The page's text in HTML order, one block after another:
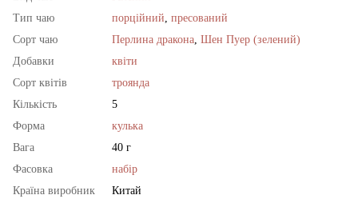
Тип чаю
порційний пресований
Сорт чаю
Перлина дракона Шен Пуер (зелений)
Добавки
квіти
Сорт квітів
троянда
Кількість
5
Форма
кулька
Вага
40 г
Фасовка
набір
Країна виробник
Китай